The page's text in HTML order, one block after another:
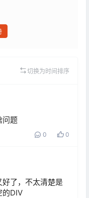
切换为时间排序
问题
0 0
了，不太清楚是
的DIV